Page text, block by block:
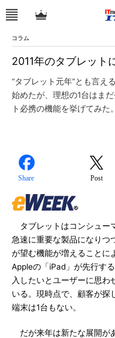
コラム
2011年のタブレット
“タブレット元年”とも言え
始めたが、理想の1台はま
ト必携の機能を挙げてみた。
Share Post
タブレットはコンシュー
急速に重要な製品になりつ
が望む機能が増えることに
Appleの「iPad」が先行す
入したいとユーザーに思わ
いる。現時点で、顧客が探
端末は1台もない。
だが来年は新たな展開が